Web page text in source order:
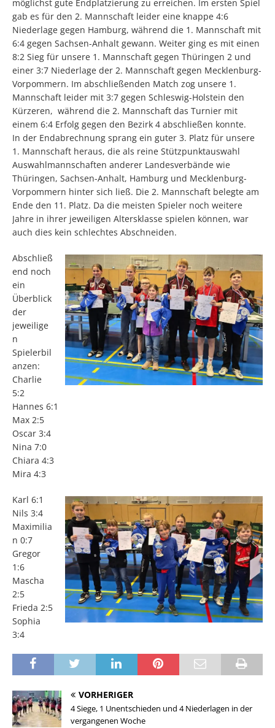
möglichst gute Endplatzierung zu erreichen. Im ersten Spiel
gab es für den 2. Mannschaft leider eine knappe 4:6
Niederlage gegen Hamburg, während die 1. Mannschaft mit
6:4 gegen Sachsen-Anhalt gewann. Weiter ging es mit einen
8:2 Sieg für unsere 1. Mannschaft gegen Thüringen 2 und
einer 3:7 Niederlage der 2. Mannschaft gegen Mecklenburg-
Vorpommern. Im abschließenden Match zog unsere 1.
Mannschaft leider mit 3:7 gegen Schleswig-Holstein den
Kürzeren, während die 2. Mannschaft das Turnier mit
einem 6:4 Erfolg gegen den Bezirk 4 abschließen konnte.
In der Endabrechnung sprang ein guter 3. Platz für unsere
1. Mannschaft heraus, die als reine Stützpunktauswahl
Auswahlmannschaften anderer Landesverbände wie
Thüringen, Sachsen-Anhalt, Hamburg und Mecklenburg-
Vorpommern hinter sich ließ. Die 2. Mannschaft belegte am
Ende den 11. Platz. Da die meisten Spieler noch weitere
Jahre in ihrer jeweiligen Altersklasse spielen können, war
auch dies kein schlechtes Abschneiden.
Abschließ
end noch
ein
Überblick
der
jeweilige
n
Spielerbil
anzen:
Charlie
5:2
Hannes 6:1
Max 2:5
Oscar 3:4
Nina 7:0
Chiara 4:3
Mira 4:3
Karl 6:1
Nils 3:4
Maximilia
n 0:7
Gregor
1:6
Mascha
2:5
Frieda 2:5
Sophia
3:4
VORHERIGER
4 Siege, 1 Unentschieden und 4 Niederlagen in der
vergangenen Woche